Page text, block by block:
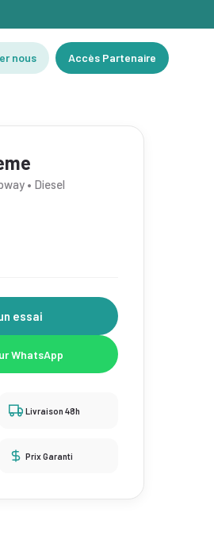
nous Accès Partenaire
• Diesel
essai
WhatsApp
Livraison 48h
Prix Garanti